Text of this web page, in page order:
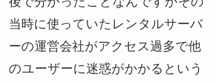
当時に使っていたレンタルサーバ
ーの運営会社がアクセス過多で他
のユーザーに迷惑がかかるという